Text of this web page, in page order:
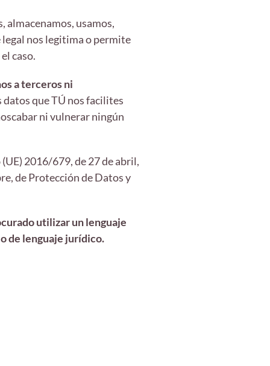
almacenamos, usamos,
nos legitima o permite
caso.
a terceros ni
que TÚ nos facilites
ni vulnerar ningún
2016/679, de 27 de abril,
de Protección de Datos y
utilizar un lenguaje
de lenguaje jurídico.